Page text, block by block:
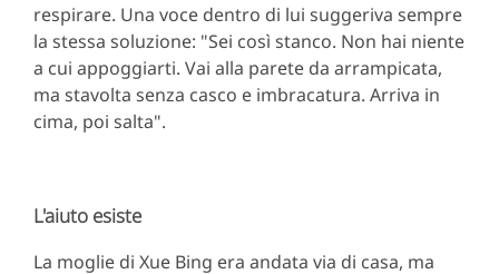
respirare. Una voce dentro di lui suggeriva sempre
la stessa soluzione: "Sei così stanco. Non hai niente
a cui appoggiarti. Vai alla parete da arrampicata,
ma stavolta senza casco e imbracatura. Arriva in
cima, poi salta".
L'aiuto esiste
La moglie di Xue Bing era andata via di casa, ma